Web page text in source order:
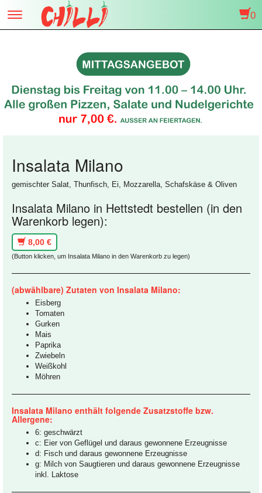
Toggle
navigation
0
Insalata Milano
gemischter Salat, Thunfisch, Ei, Mozzarella, Schafskäse & Oliven
Insalata Milano in Hettstedt bestellen (in den
Warenkorb legen):
8,00 €
(Button klicken, um Insalata Milano in den Warenkorb zu legen)
(abwählbare) Zutaten von Insalata Milano:
Eisberg
Tomaten
Gurken
Mais
Paprika
Zwiebeln
Weißkohl
Möhren
Insalata Milano enthält folgende Zusatzstoffe bzw.
Allergene:
6: geschwärzt
c: Eier von Geflügel und daraus gewonnene Erzeugnisse
d: Fisch und daraus gewonnene Erzeugnisse
g: Milch von Saugtieren und daraus gewonnene Erzeugnisse
inkl. Laktose